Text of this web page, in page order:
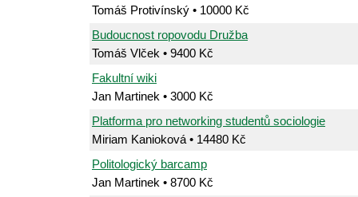
Tomáš Protivínský • 10000 Kč
Budoucnost ropovodu Družba
Tomáš Vlček • 9400 Kč
Fakultní wiki
Jan Martinek • 3000 Kč
Platforma pro networking studentů sociologie
Miriam Kanioková • 14480 Kč
Politologický barcamp
Jan Martinek • 8700 Kč